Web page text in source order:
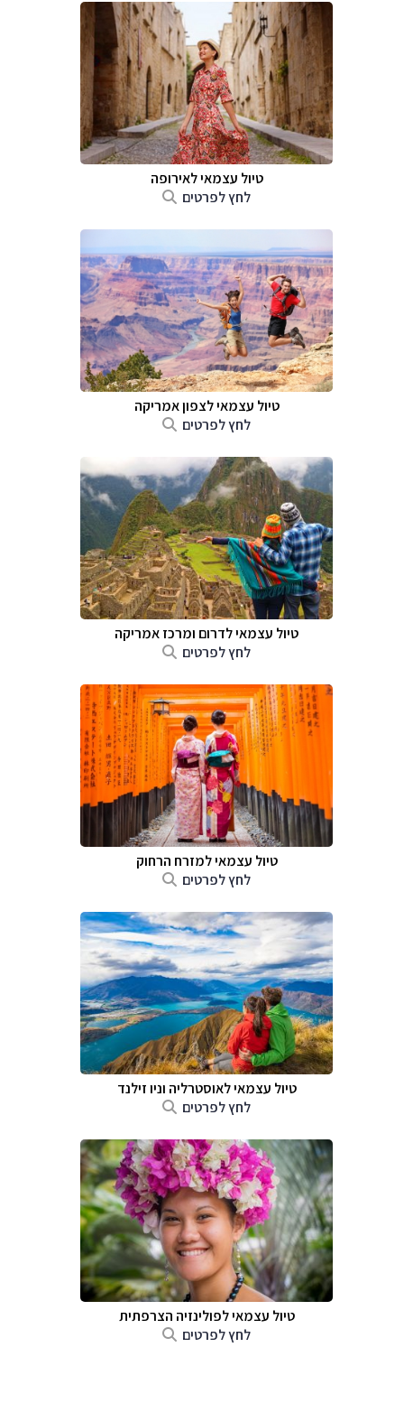
טיול עצמאי לאירופה
לחץ לפרטים
טיול עצמאי לצפון אמריקה
לחץ לפרטים
טיול עצמאי לדרום ומרכז אמריקה
לחץ לפרטים
טיול עצמאי למזרח הרחוק
לחץ לפרטים
טיול עצמאי לאוסטרליה וניו זילנד
לחץ לפרטים
טיול עצמאי לפולינזיה הצרפתית
לחץ לפרטים